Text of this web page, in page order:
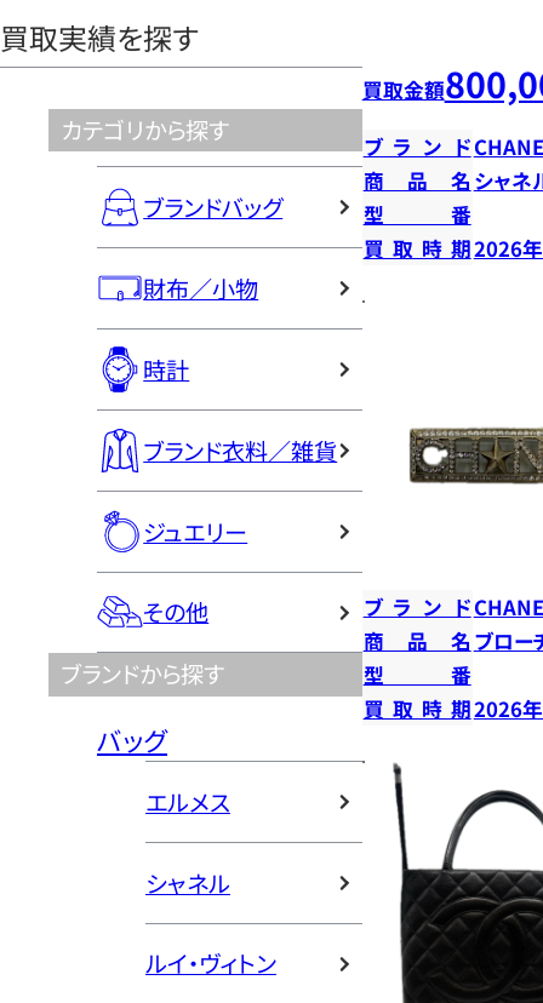
買取実績を探す
カテゴリから探す
ブランドバッグ
財布／小物
時計
ブランド衣料／雑貨
ジュエリー
その他
ブランドから探す
バッグ
エルメス
シャネル
ルイ・ヴィトン
買取金額
ブランド
商品名 シャネ
型番
買取時期2026
ブランド
商品名 ブロー
型番
買取時期2026